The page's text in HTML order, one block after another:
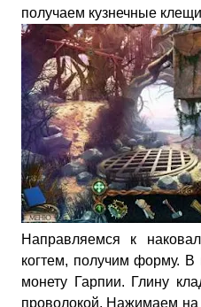
получаем кузнечные клещи
Направляемся к
когтем, получим форму.
монету Гарпии. Глину
проволокой. Нажимаем